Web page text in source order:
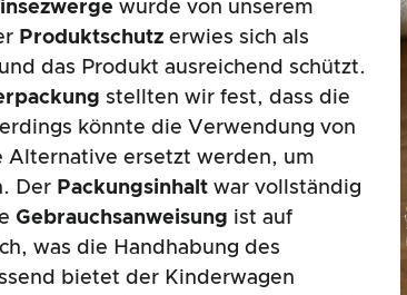
wurde von unserem
Produktschutz erwies sich als
das Produkt ausreichend schützt.
stellten wir fest, dass die
könnte die Verwendung von
Alternative ersetzt werden, um
Der Packungsinhalt war vollständig
Gebrauchsanweisung ist auf
was die Handhabung des
bietet der Kinderwagen